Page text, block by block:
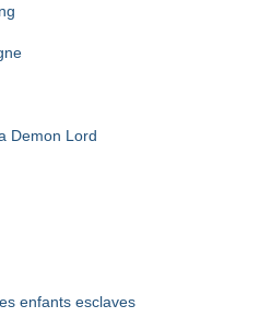
Demon Lord
enfants esclaves